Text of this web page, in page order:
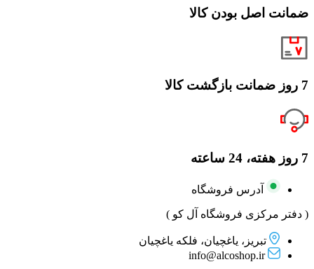
ضمانت اصل بودن کالا
7 روز ضمانت بازگشت کالا
7 روز هفته، 24 ساعته
آدرس فروشگاه
( دفتر مرکزی فروشگاه آل کو )
تبریز، یاغچیان، فلکه یاغچیان
info@alcoshop.ir